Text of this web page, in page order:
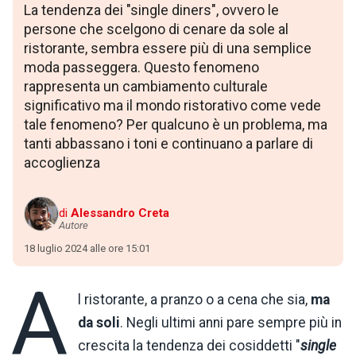
La tendenza dei "single diners", ovvero le
persone che scelgono di cenare da sole al
ristorante, sembra essere più di una semplice
moda passeggera. Questo fenomeno
rappresenta un cambiamento culturale
significativo ma il mondo ristorativo come vede
tale fenomeno? Per qualcuno è un problema, ma
tanti abbassano i toni e continuano a parlare di
accoglienza
di Alessandro Creta
Autore
18 luglio 2024 alle ore 15:01
A l ristorante, a pranzo o a cena che sia, ma
da soli. Negli ultimi anni pare sempre più in
crescita la tendenza dei cosiddetti "single